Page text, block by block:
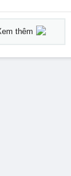
thêm